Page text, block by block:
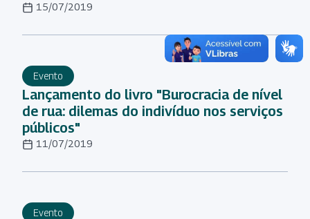
15/07/2019
Evento
Lançamento do livro "Burocracia de nível
de rua: dilemas do indivíduo nos serviços
públicos"
11/07/2019
Evento